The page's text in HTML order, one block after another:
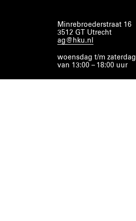
Minrebroederstraat 16
3512 GT Utrecht
ag@hku.nl
woensdag t/m zaterdag
van 13:00 – 18:00 uur